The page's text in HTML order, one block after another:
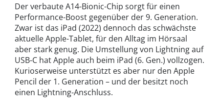
Der verbaute A14-Bionic-Chip sorgt für einen
Performance-Boost gegenüber der 9. Generation.
Zwar ist das iPad (2022) dennoch das schwächste
aktuelle Apple-Tablet, für den Alltag im Hörsaal
aber stark genug. Die Umstellung von Lightning auf
USB-C hat Apple auch beim iPad (6. Gen.) vollzogen.
Kurioserweise unterstützt es aber nur den Apple
Pencil der 1. Generation – und der besitzt noch
einen Lightning-Anschluss.